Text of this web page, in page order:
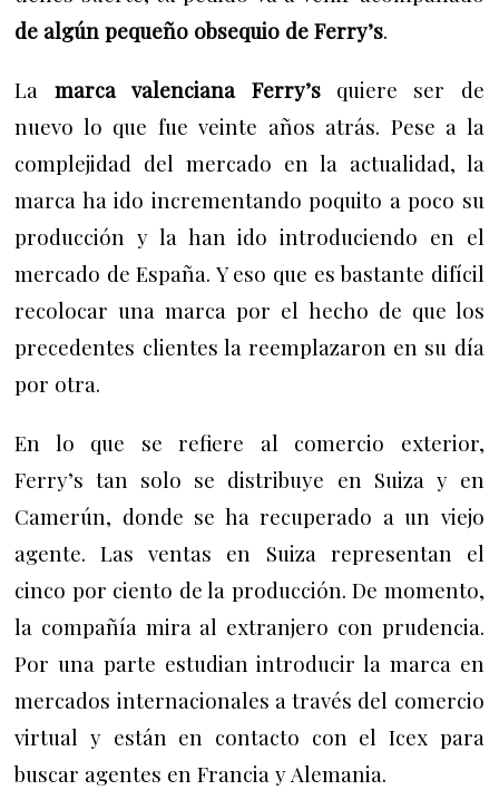
de algún pequeño obsequio de Ferry’s.
La marca valenciana Ferry’squiere ser de
nuevo lo que fue veinte años atrás. Pese a la
complejidad del mercado en la actualidad, la
marca ha ido incrementando poquito a poco su
producción y la han ido introduciendo en el
mercado de España. Y eso que es bastante difícil
recolocar una marca por el hecho de que los
precedentes clientes la reemplazaron en su día
por otra.
En lo que se refiere al comercio exterior,
Ferry’s tan solo se distribuye en Suiza y en
Camerún, donde se ha recuperado a un viejo
agente. Las ventas en Suiza representan el
cinco por ciento de la producción. De momento,
la compañía mira al extranjero con prudencia.
Por una parte estudian introducir la marca en
mercados internacionales a través del comercio
virtual y están en contacto con el Icex para
buscar agentes en Francia y Alemania.